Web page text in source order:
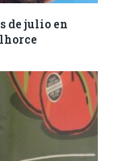
de julio en